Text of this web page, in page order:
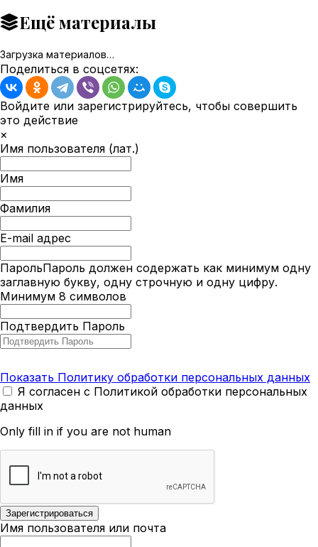
Ещё материалы
Загрузка материалов…
Поделиться в соцсетях:
Войдите или зарегистрируйтесь, чтобы совершить
это действие
×
Имя пользователя (лат.)
Имя
Фамилия
E-mail адрес
ПарольПароль должен содержать как минимум одну
заглавную букву, одну строчную и одну цифру.
Минимум 8 символов
Подтвердить Пароль
Показать Политику обработки персональных данных
Я согласен с Политикой обработки персональных
данных
Only fill in if you are not human
Имя пользователя или почта